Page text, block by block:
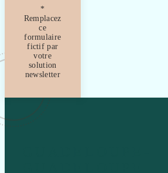
*
Remplacez
ce
formulaire
fictif par
votre
solution
newsletter